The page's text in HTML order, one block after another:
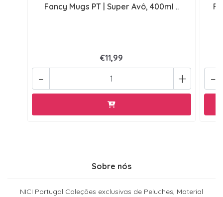
Fancy Mugs PT | Super Avô, 400ml ..
€11,99
+
- -
Sobre nós
NICI Portugal Coleções exclusivas de Peluches, Material